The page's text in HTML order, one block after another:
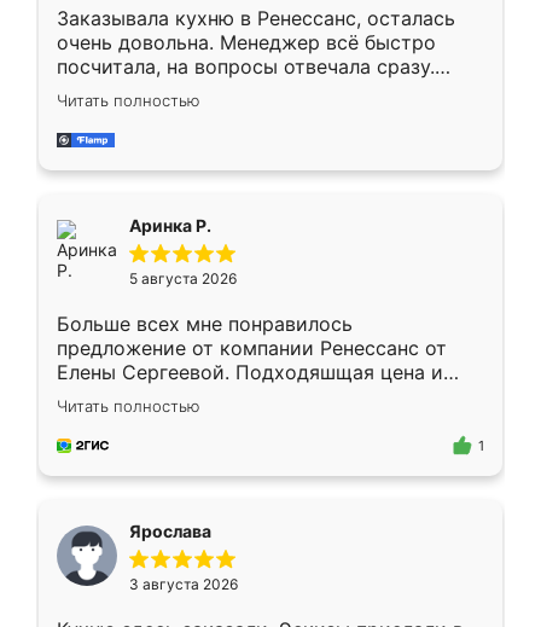
Заказывала кухню в Ренессанс, осталась
очень довольна. Менеджер всё быстро
посчитала, на вопросы отвечала сразу.
Замерщик приехал в субботу, подошёл к
делу со всей ответственностью. Собрали
за день, ребята работали аккуратно, даже
Читать полностью
Аринка Р.
5 августа 2026
Больше всех мне понравилось
предложение от компании Ренессанс от
Елены Сергеевой. Подходяшщая цена и
короткие сроки изготовления. Приехавший
для замера сотрудник Владислав
предложил по моему эскизу самый
Читать полностью
1
Ярослава
3 августа 2026